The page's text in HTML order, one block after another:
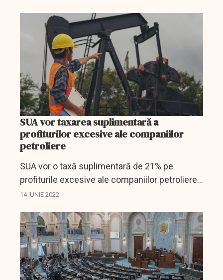
SUA vor taxarea suplimentară a
profiturilor excesive ale companiilor
petroliere
SUA vor o taxă suplimentară de 21% pe
profiturile excesive ale companiilor petroliere
din SUA
14 IUNIE 2022